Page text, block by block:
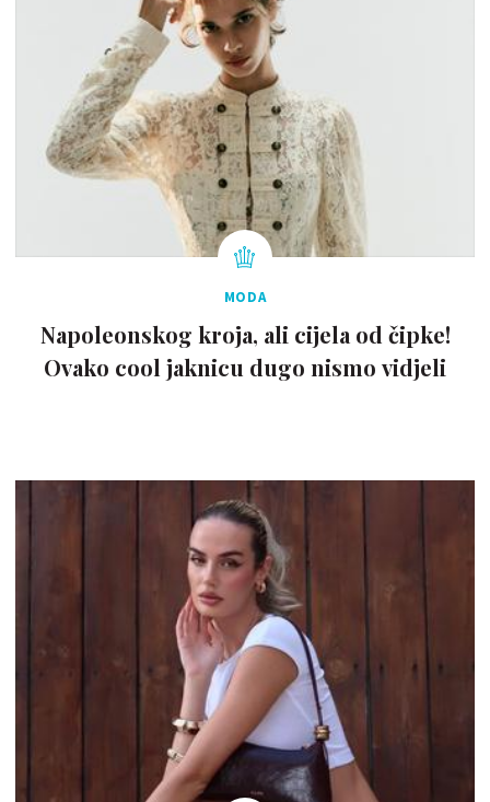
MODA
Napoleonskog kroja, ali cijela od čipke!
Ovako cool jaknicu dugo nismo vidjeli